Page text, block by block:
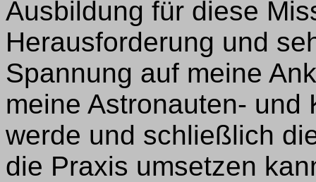
Ausbildung für diese
Herausforderung und
Spannung auf meine
meine Astronauten- und
werde und schließlich
die Praxis umsetzen